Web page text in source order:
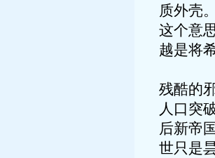
质外壳
这个意
越是将
残酷的
人口突
后新帝
世只是